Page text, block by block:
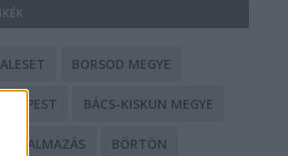
BORSOD MEGYE
BUDAPEST BÁCS-KISKUN MEGYE
BÁNTALMAZÁS BÖRTÖN